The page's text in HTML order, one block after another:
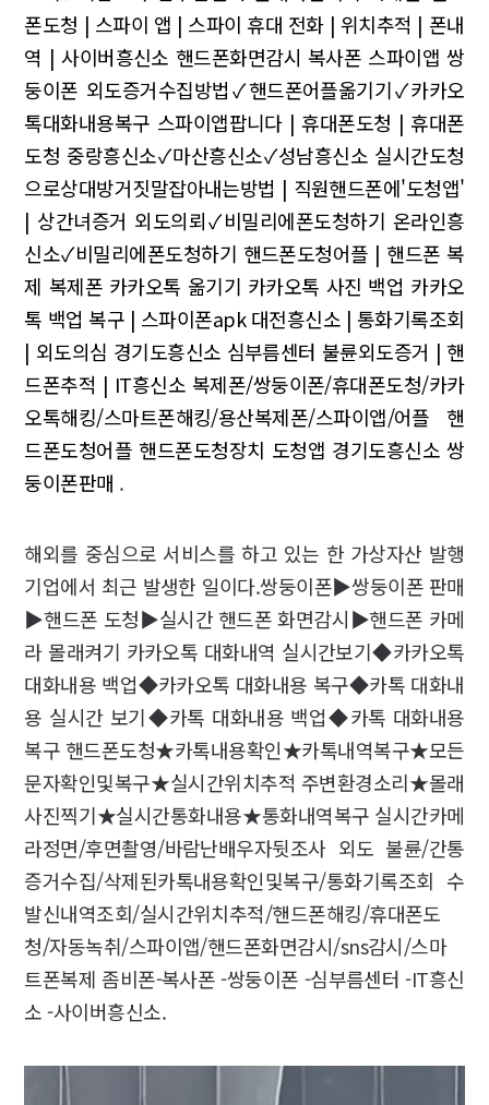
폰도청 | 스파이 앱 | 스파이 휴대 전화 | 위치추적 | 폰내
역 | 사이버흥신소 핸드폰화면감시 복사폰 스파이앱 쌍
둥이폰 외도증거수집방법✓핸드폰어플옮기기✓카카오
톡대화내용복구 스파이앱팝니다 | 휴대폰도청 | 휴대폰
도청 중랑흥신소✓마산흥신소✓성남흥신소 실시간도청
으로상대방거짓말잡아내는방법 | 직원핸드폰에'도청앱'
| 상간녀증거 외도의뢰✓비밀리에폰도청하기 온라인흥
신소✓비밀리에폰도청하기 핸드폰도청어플 | 핸드폰 복
제 복제폰 카카오톡 옮기기 카카오톡 사진 백업 카카오
톡 백업 복구 | 스파이폰apk 대전흥신소 | 통화기록조회
| 외도의심 경기도흥신소 심부름센터 불륜외도증거 | 핸
드폰추적 | IT흥신소 복제폰/쌍둥이폰/휴대폰도청/카카
오톡해킹/스마트폰해킹/용산복제폰/스파이앱/어플 핸
드폰도청어플 핸드폰도청장치 도청앱 경기도흥신소 쌍
둥이폰판매 .
해외를 중심으로 서비스를 하고 있는 한 가상자산 발행
기업에서 최근 발생한 일이다.쌍둥이폰▶쌍둥이폰 판매
▶핸드폰 도청▶실시간 핸드폰 화면감시▶핸드폰 카메
라 몰래켜기 카카오톡 대화내역 실시간보기◆카카오톡
대화내용 백업◆카카오톡 대화내용 복구◆카톡 대화내
용 실시간 보기◆카톡 대화내용 백업◆카톡 대화내용
복구 핸드폰도청★카톡내용확인★카톡내역복구★모든
문자확인및복구★실시간위치추적 주변환경소리★몰래
사진찍기★실시간통화내용★통화내역복구 실시간카메
라정면/후면촬영/바람난배우자뒷조사 외도 불륜/간통
증거수집/삭제된카톡내용확인및복구/통화기록조회 수
발신내역조회/실시간위치추적/핸드폰해킹/휴대폰도
청/자동녹취/스파이앱/핸드폰화면감시/sns감시/스마
트폰복제 좀비폰-복사폰 -쌍둥이폰 -심부름센터 -IT흥신
소 -사이버흥신소.